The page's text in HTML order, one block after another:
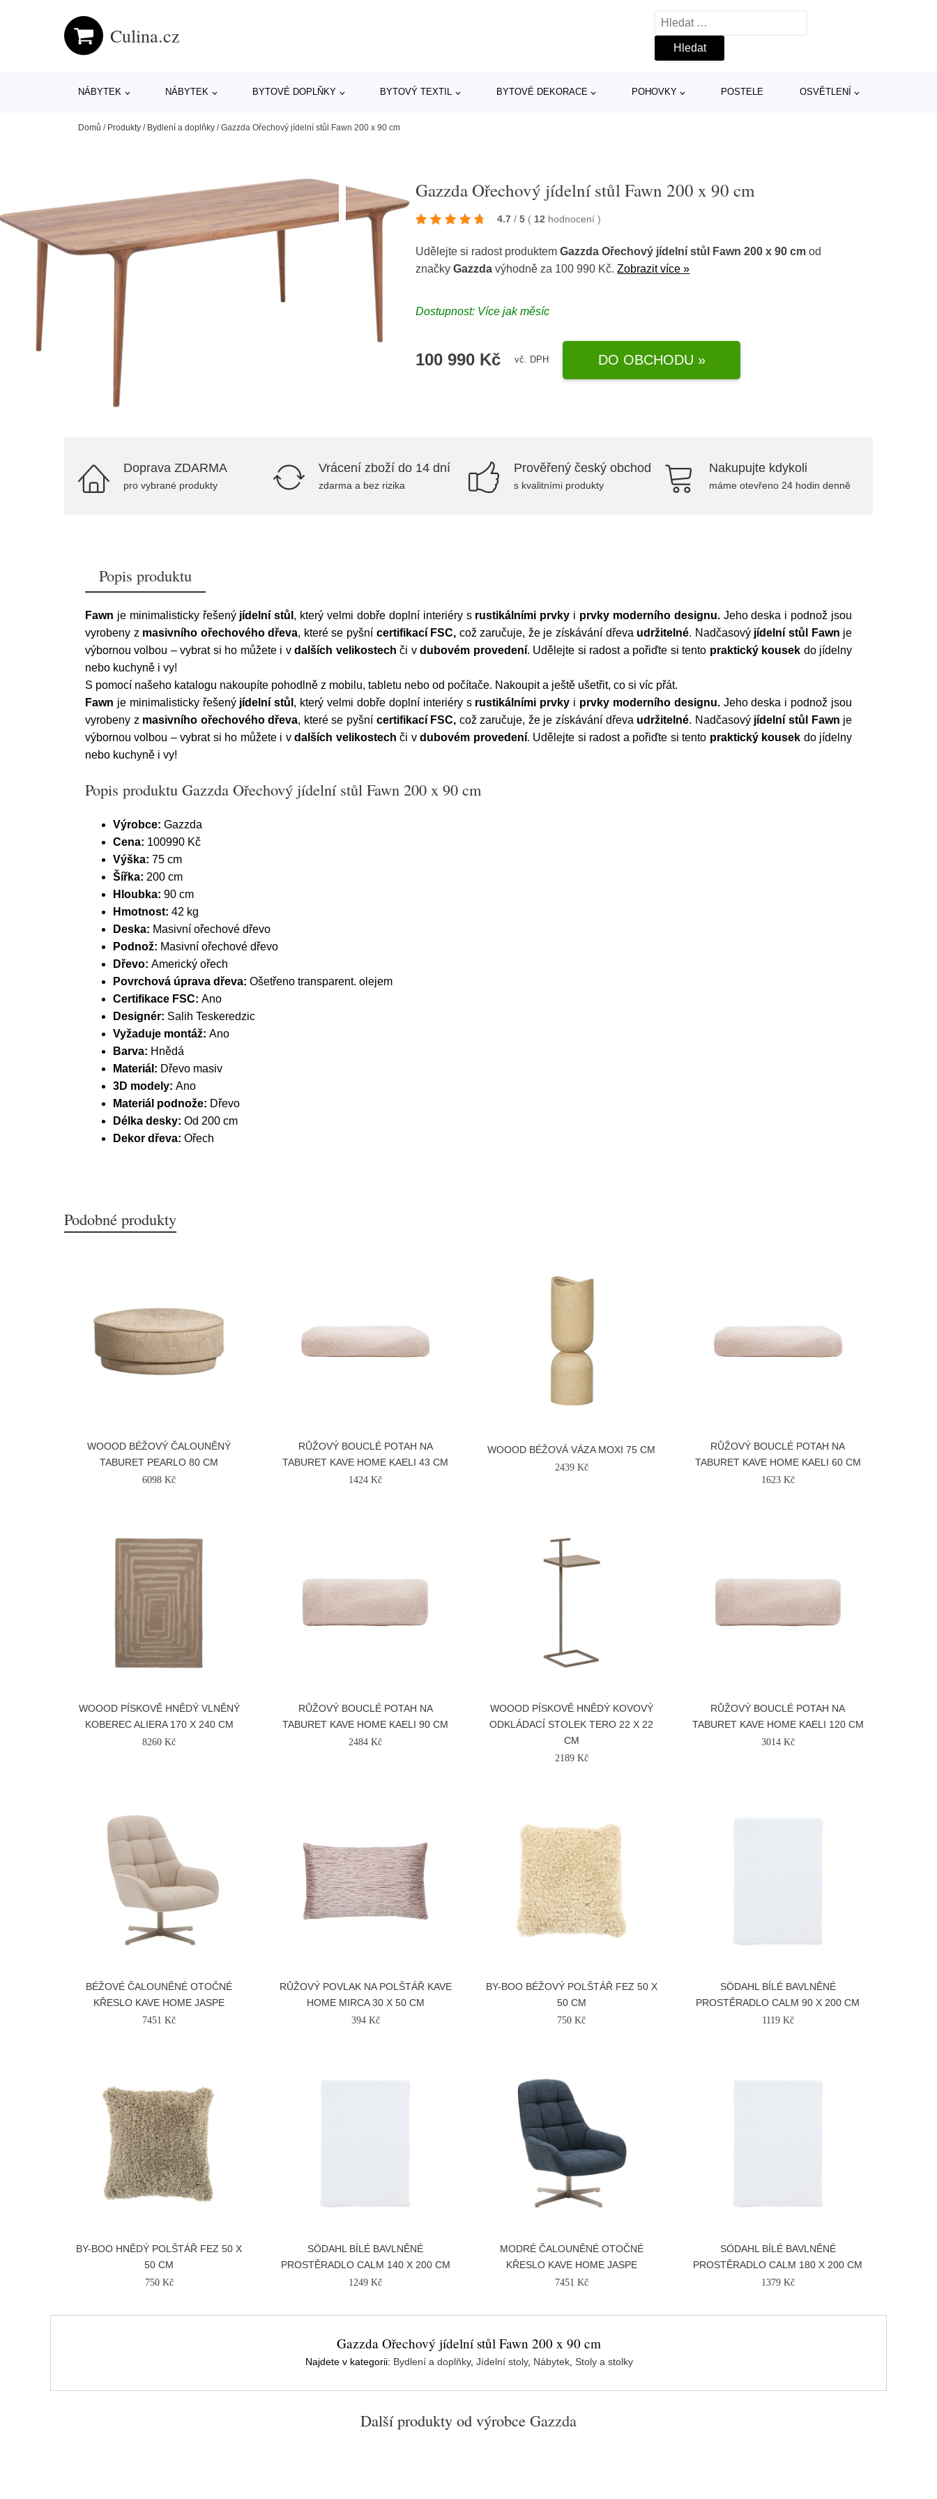
Culina.cz
Vyhledávání
NÁBYTEK NÁBYTEK BYTOVÉ DOPLŇKY BYTOVÝ TEXTIL BYTOVÉ DEKORACE POHOVKY POSTELE OSVĚTLENÍ
Domů / Produkty / Bydlení a doplňky /Gazzda Ořechový jídelní stůl Fawn 200 x 90 cm
Gazzda Ořechový jídelní stůl Fawn 200 x 90 cm
4.7 / 5 ( 12 hodnocení)
Udělejte si radost produktemGazzda Ořechový jídelní stůl Fawn 200 x 90 cm od
značkyGazzda výhodně za 100 990 Kč.Zobrazit více »
Dostupnost: Více jak měsíc
100 990 Kč vč. DPH DO OBCHODU »
Doprava ZDARMA
pro vybrané produkty
Vrácení zboží do 14 dní
zdarma a bez rizika
Prověřený český obchod
s kvalitními produkty
Nakupujte kdykoli
máme otevřeno 24 hodin denně
Popis produktu
Fawn je minimalisticky řešený jídelní stůl , který velmi dobře doplní interiéry s rustikálními prvky i prvky moderního designu. Jeho deska i podnož jsou
vyrobeny z masivního ořechového dřeva, které se pyšní certifikací FSC, což zaručuje, že je získávání dřeva udržitelné. Nadčasovýjídelní stůl Fawn je
výbornou volbou – vybrat si ho můžete i vdalších velikostech či vdubovém provedení. Udělejte si radost a pořiďte si tento praktický kousek do jídelny
nebo kuchyně i vy!
S pomocí našeho katalogu nakoupíte pohodlně z mobilu, tabletu nebo od počítače. Nakoupit a ještě ušetřit, co si víc přát.
Fawn je minimalisticky řešený jídelní stůl , který velmi dobře doplní interiéry s rustikálními prvky i prvky moderního designu. Jeho deska i podnož jsou
vyrobeny z masivního ořechového dřeva, které se pyšní certifikací FSC, což zaručuje, že je získávání dřeva udržitelné. Nadčasovýjídelní stůl Fawn je
výbornou volbou – vybrat si ho můžete i vdalších velikostech či vdubovém provedení. Udělejte si radost a pořiďte si tento praktický kousek do jídelny
nebo kuchyně i vy!
Popis produktu Gazzda Ořechový jídelní stůl Fawn 200 x 90 cm
Výrobce: Gazzda
Cena: 100990 Kč
Výška: 75 cm
Šířka: 200 cm
Hloubka: 90 cm
Hmotnost: 42 kg
Deska: Masivní ořechové dřevo
Podnož: Masivní ořechové dřevo
Dřevo: Americký ořech
Povrchová úprava dřeva: Ošetřeno transparent. olejem
Certifikace FSC: Ano
Designér: Salih Teskeredzic
Vyžaduje montáž: Ano
Barva: Hnědá
Materiál: Dřevo masiv
3D modely: Ano
Materiál podnože: Dřevo
Délka desky: Od 200 cm
Dekor dřeva: Ořech
Podobné produkty
WOOOD BÉŽOVÝ ČALOUNĚNÝ
TABURET PEARLO 80 CM
6098 Kč
RŮŽOVÝ BOUCLÉ POTAH NA
TABURET KAVE HOME KAELI 43 CM
1424 Kč
WOOOD BÉŽOVÁ VÁZA MOXI 75 CM
2439 Kč
RŮŽOVÝ BOUCLÉ POTAH NA
TABURET KAVE HOME KAELI 60 CM
1623 Kč
WOOOD PÍSKOVĚ HNĚDÝ VLNĚNÝ
KOBEREC ALIERA 170 X 240 CM
8260 Kč
RŮŽOVÝ BOUCLÉ POTAH NA
TABURET KAVE HOME KAELI 90 CM
2484 Kč
WOOOD PÍSKOVĚ HNĚDÝ KOVOVÝ
ODKLÁDACÍ STOLEK TERO 22 X 22
CM
2189 Kč
RŮŽOVÝ BOUCLÉ POTAH NA
TABURET KAVE HOME KAELI 120 CM
3014 Kč
BÉŽOVÉ ČALOUNĚNÉ OTOČNÉ
KŘESLO KAVE HOME JASPE
7451 Kč
RŮŽOVÝ POVLAK NA POLŠTÁŘ KAVE
HOME MIRCA 30 X 50 CM
394 Kč
BY-BOO BÉŽOVÝ POLŠTÁŘ FEZ 50 X
50 CM
750 Kč
SÖDAHL BÍLÉ BAVLNĚNÉ
PROSTĚRADLO CALM 90 X 200 CM
1119 Kč
BY-BOO HNĚDÝ POLŠTÁŘ FEZ 50 X
50 CM
750 Kč
SÖDAHL BÍLÉ BAVLNĚNÉ
PROSTĚRADLO CALM 140 X 200 CM
1249 Kč
MODRÉ ČALOUNĚNÉ OTOČNÉ
KŘESLO KAVE HOME JASPE
7451 Kč
SÖDAHL BÍLÉ BAVLNĚNÉ
PROSTĚRADLO CALM 180 X 200 CM
1379 Kč
Gazzda Ořechový jídelní stůl Fawn 200 x 90 cm
Najdete v kategorii: Bydlení a doplňky, Jídelní stoly, Nábytek Stoly a stolky
Další produkty od výrobce Gazzda